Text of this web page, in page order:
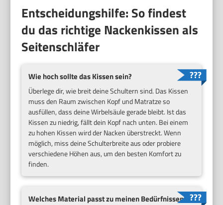
Entscheidungshilfe: So findest
du das richtige Nackenkissen als
Seitenschläfer
Wie hoch sollte das Kissen sein?
Überlege dir, wie breit deine Schultern sind. Das Kissen
muss den Raum zwischen Kopf und Matratze so
ausfüllen, dass deine Wirbelsäule gerade bleibt. Ist das
Kissen zu niedrig, fällt dein Kopf nach unten. Bei einem
zu hohen Kissen wird der Nacken überstreckt. Wenn
möglich, miss deine Schulterbreite aus oder probiere
verschiedene Höhen aus, um den besten Komfort zu
finden.
Welches Material passt zu meinen Bedürfnissen?